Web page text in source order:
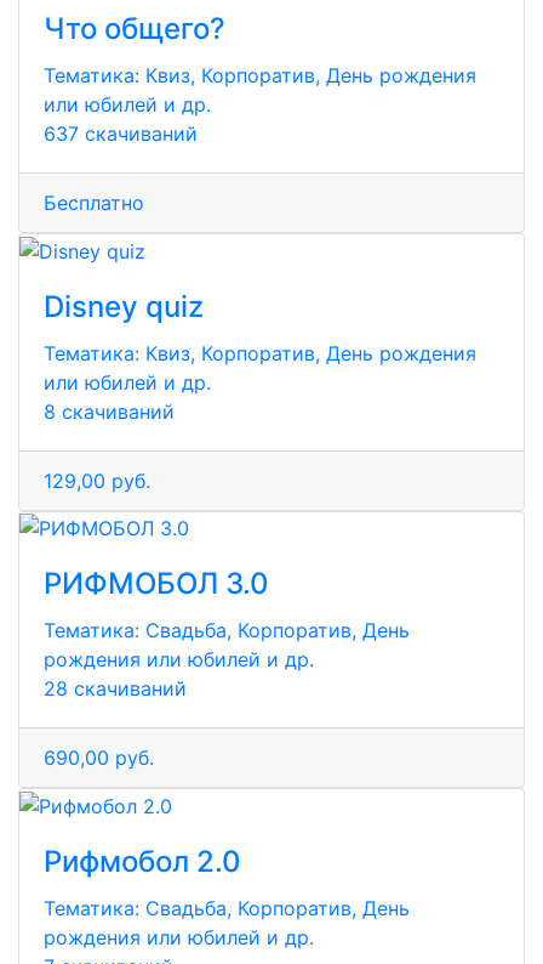
Что общего?
Тематика: Квиз, Корпоратив, День рождения
или юбилей и др.
637 скачиваний
Бесплатно
Disney quiz
Тематика: Квиз, Корпоратив, День рождения
или юбилей и др.
8 скачиваний
129,00 руб.
РИФМОБОЛ 3.0
Тематика: Свадьба, Корпоратив, День
рождения или юбилей и др.
28 скачиваний
690,00 руб.
Рифмобол 2.0
Тематика: Свадьба, Корпоратив, День
рождения или юбилей и др.